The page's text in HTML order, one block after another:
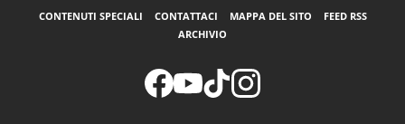
CONTENUTI SPECIALI CONTATTACI MAPPA DEL SITO
FEED RSS
ARCHIVIO